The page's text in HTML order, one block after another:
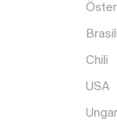
Chili
USA